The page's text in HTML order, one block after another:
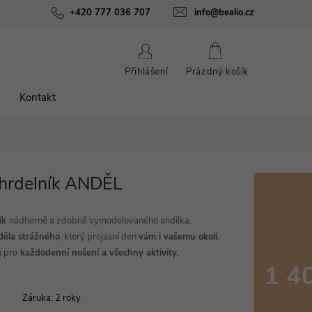
+420 777 036 707 info@bealio.cz
Podmínky ochrany osobních údajů O nás Péče o šperky
Přihlášení
NÁKUPNÍ
Prázdný košík
Kontakt
ANDĚL
nádherně a zdobně vymodelovaného andílka.
strážného, který projasní denvám i vašemu okolí.
pro každodenní nošení a všechny aktivity.
1
Záruka: 2 roky